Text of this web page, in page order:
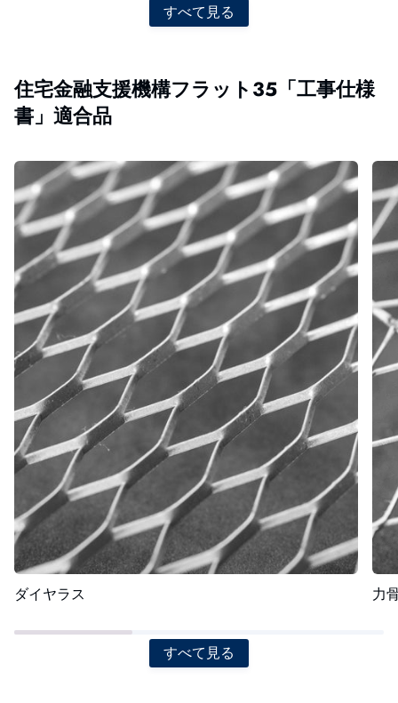
すべて見る
住宅金融支援機構フラット35「工事仕様
書」適合品
イ
ヤ
ラ
ス
ダイヤラス
骨
付
き
ラ
力
すべて見る